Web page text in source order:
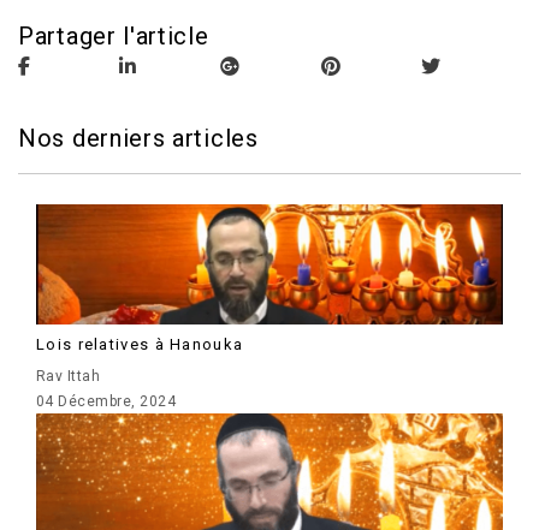
Partager l'article
Nos derniers articles
Lois relatives à Hanouka
Rav Ittah
04 Décembre, 2024